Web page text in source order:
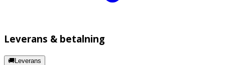
Leverans & betalning
🚚Leverans